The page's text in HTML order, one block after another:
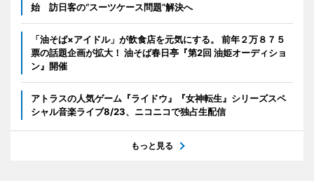
始 訪日客の“スーツケース問題”解決へ
「油そば×アイドル」が飲食店を元気にする。 前年２万８７５
票の話題企画が拡大！ 油そば春日亭『第2回 油姫オーディショ
ン』開催
アトラスの人気ゲーム『ライドウ』『女神転生』シリーズスペ
シャル音楽ライブ8/23、ニコニコで独占生配信
もっと見る